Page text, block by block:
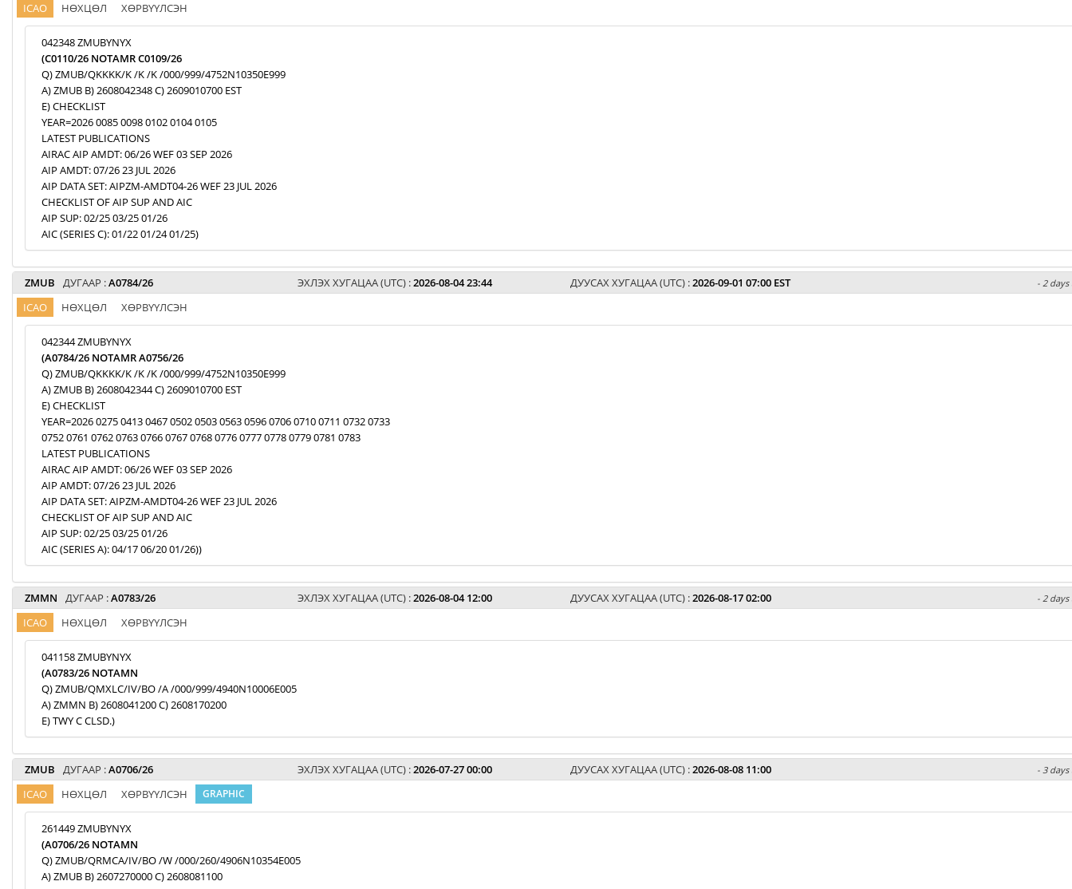
ICAO НӨХЦӨЛ ХӨРВҮҮЛСЭН
042348 ZMUBYNYX
(C0110/26 NOTAMR C0109/26
Q) ZMUB/QKKKK/K /K /K /000/999/4752N10350E999
A) ZMUB B) 2608042348 C) 2609010700 EST
E) CHECKLIST
YEAR=2026 0085 0098 0102 0104 0105
LATEST PUBLICATIONS
AIRAC AIP AMDT: 06/26 WEF 03 SEP 2026
AIP AMDT: 07/26 23 JUL 2026
AIP DATA SET: AIPZM-AMDT04-26 WEF 23 JUL 2026
CHECKLIST OF AIP SUP AND AIC
AIP SUP: 02/25 03/25 01/26
AIC (SERIES C): 01/22 01/24 01/25)
ZMUB ДУГААР :A0784/26 ЭХЛЭХ ХУГАЦАА (UTC) :2026-08-04 23:44 ДУУСАХ ХУГАЦАА (UTC) :2026-09-01 07:00 EST - 2 days
ICAO НӨХЦӨЛ ХӨРВҮҮЛСЭН
042344 ZMUBYNYX
(A0784/26 NOTAMR A0756/26
Q) ZMUB/QKKKK/K /K /K /000/999/4752N10350E999
A) ZMUB B) 2608042344 C) 2609010700 EST
E) CHECKLIST
YEAR=2026 0275 0413 0467 0502 0503 0563 0596 0706 0710 0711 0732 0733
0752 0761 0762 0763 0766 0767 0768 0776 0777 0778 0779 0781 0783
LATEST PUBLICATIONS
AIRAC AIP AMDT: 06/26 WEF 03 SEP 2026
AIP AMDT: 07/26 23 JUL 2026
AIP DATA SET: AIPZM-AMDT04-26 WEF 23 JUL 2026
CHECKLIST OF AIP SUP AND AIC
AIP SUP: 02/25 03/25 01/26
AIC (SERIES A): 04/17 06/20 01/26))
ZMMN ДУГААР :A0783/26 ЭХЛЭХ ХУГАЦАА (UTC) :2026-08-04 12:00 ДУУСАХ ХУГАЦАА (UTC) :2026-08-17 02:00 - 2 days
ICAO НӨХЦӨЛ ХӨРВҮҮЛСЭН
041158 ZMUBYNYX
(A0783/26 NOTAMN
Q) ZMUB/QMXLC/IV/BO /A /000/999/4940N10006E005
A) ZMMN B) 2608041200 C) 2608170200
E) TWY C CLSD.)
ZMUB ДУГААР :A0706/26 ЭХЛЭХ ХУГАЦАА (UTC) :2026-07-27 00:00 ДУУСАХ ХУГАЦАА (UTC) :2026-08-08 11:00 - 3 days
ICAO НӨХЦӨЛ ХӨРВҮҮЛСЭН GRAPHIC
261449 ZMUBYNYX
(A0706/26 NOTAMN
Q) ZMUB/QRMCA/IV/BO /W /000/260/4906N10354E005
A) ZMUB B) 2607270000 C) 2608081100